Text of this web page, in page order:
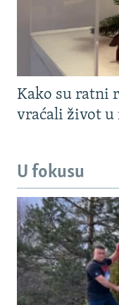
Kako su ratni
vraćali život u
U fokusu